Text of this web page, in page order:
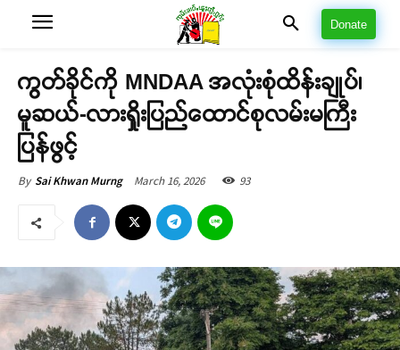
Donate
ကွတ်ခိုင်ကို MNDAA အလုံးစုံထိန်းချုပ်၊
မူဆယ်-လားရှိုးပြည်ထောင်စုလမ်းမကြီး
ပြန်ဖွင့်
By Sai Khwan Murng March 16, 2026 93